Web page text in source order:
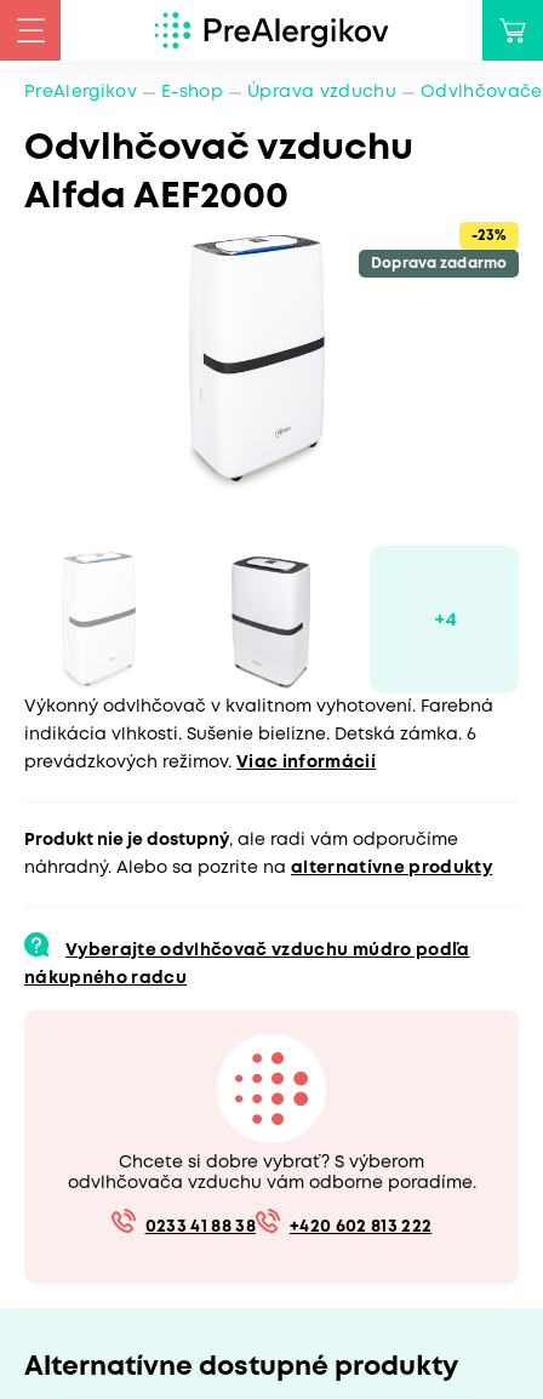
PreAlergikov E-shop Úprava vzduchu
Odvlhčovač vzduchu
Alfda AEF2000
-23%
Doprava zadarmo
Výkonný odvlhčovač v kvalitnom vyhotovení. Farebná
indikácia vlhkosti. Sušenie bielizne. Detská zámka. 6
prevádzkových režimov. Viac informácií
Produkt nie je dostupný, ale radi vám odporučíme
náhradný. Alebo sa pozrite na alternatívne produkty
Vyberajte odvlhčovač vzduchu múdro podľa
nákupného radcu
Chcete si dobre vybrať? S výberom
odvlhčovača vzduchu vám odborne poradíme.
0233 41 88 38 +420 602 813 222
Alternatívne dostupné produkty